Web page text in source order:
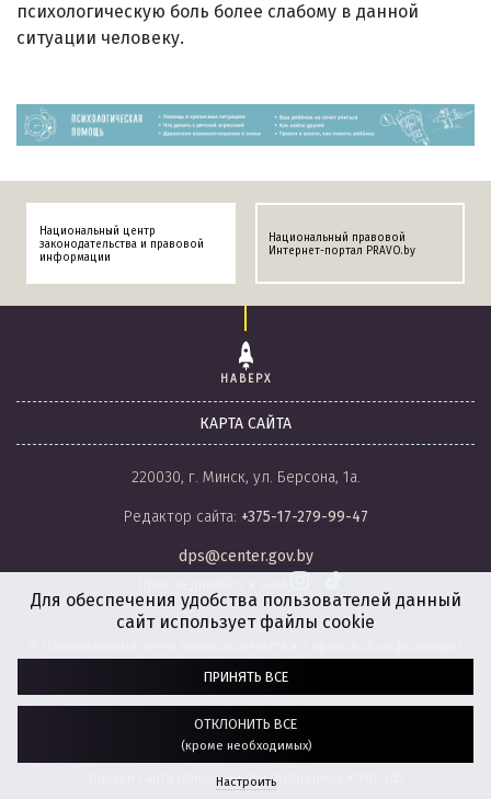
психологическую боль более слабому в данной
ситуации человеку.
Национальный центр
законодательства и правовой
информации
Национальный правовой
Интернет-портал PRAVO.by
НАВЕРХ
КАРТА САЙТА
220030, г. Минск, ул. Берсона, 1а.
Редактор сайта: +375-17-279-99-47
dps@center.gov.by
Республики Беларусь, 2008-2026.
Разработка сайта: агентство
“ГЕНШТАБ”
Дизайн сайта обновлен при поддержке ЮНИСЕФ.
Для обеспечения удобства пользователей данный
сайт использует файлы cookie
ПРИНЯТЬ ВСЕ
ОТКЛОНИТЬ ВСЕ
(кроме необходимых)
Настроить